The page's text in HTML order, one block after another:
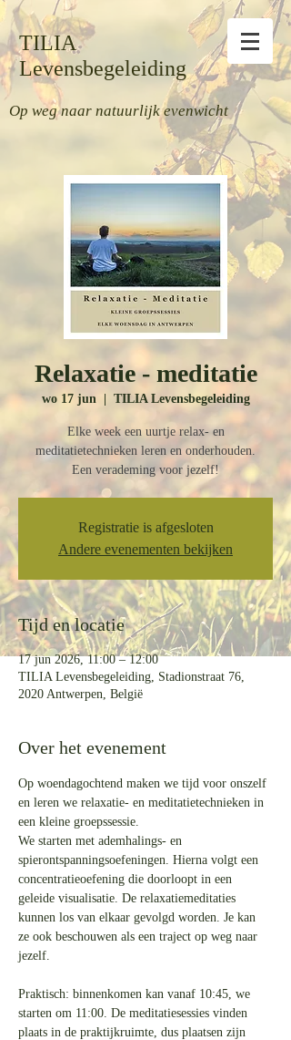
TILIA
Levensbegeleiding
Op weg naar natuurlijk evenwicht
Relaxatie - meditatie
wo 17 jun
  |
TILIA Levensbegeleiding
Elke week een uurtje relax- en
meditatietechnieken leren en onderhouden.
Een verademing voor jezelf!
Registratie is afgesloten
Andere evenementen bekijken
Tijd en locatie
17 jun 2026, 11:00 – 12:00
TILIA Levensbegeleiding, Stadionstraat 76,
2020 Antwerpen, België
Over het evenement
Op woendagochtend maken we tijd voor onszelf
en leren we relaxatie- en meditatietechnieken in
een kleine groepssessie.
We starten met ademhalings- en
spierontspanningsoefeningen. Hierna volgt een
concentratieoefening die doorloopt in een
geleide visualisatie. De relaxatiemeditaties
kunnen los van elkaar gevolgd worden. Je kan
ze ook beschouwen als een traject op weg naar
jezelf.
Praktisch: binnenkomen kan vanaf 10:45, we
starten om 11:00. De meditatiesessies vinden
plaats in de praktijkruimte, dus plaatsen zijn